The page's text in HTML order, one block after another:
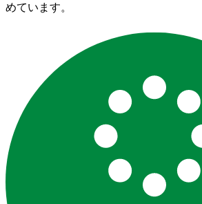
めています。